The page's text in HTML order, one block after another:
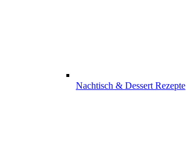
Nachtisch & Dessert Rezepte